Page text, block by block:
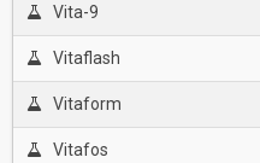
Vita-9
Vitaflash
Vitaform
Vitafos